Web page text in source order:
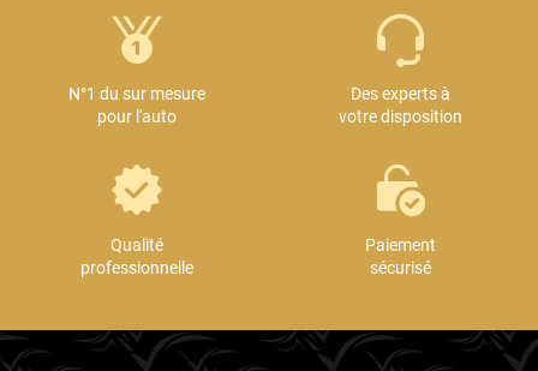
N°1 du sur mesure
pour l'auto
Des experts à
votre disposition
Qualité
professionnelle
Paiement
sécurisé